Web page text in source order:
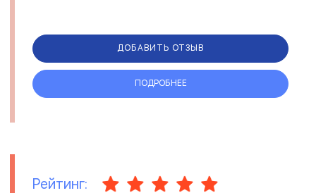
ДОБАВИТЬ ОТЗЫВ
ПОДРОБНЕЕ
Рейтинг: